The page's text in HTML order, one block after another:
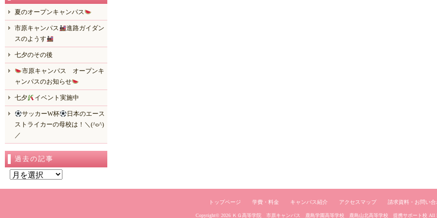
夏のオープンキャンパス
市原キャンパス
進路ガイダン
スのようす
七夕のその後
市原キャンパス オープンキ
ャンパスのお知らせ
七夕 イベント実施中
サッカーW杯
日本のエース
ストライカーの母校は！＼(^o^)
／
過去の記事
去
トップページ 学費・料金 キャンパス紹介 アクセスマップ 請求資料・お問い合
Copyright© 2026 ＫＧ高等学院 市原キャンパス 鹿島学園高等学校 鹿島山北高等学校 提携サポート校 All